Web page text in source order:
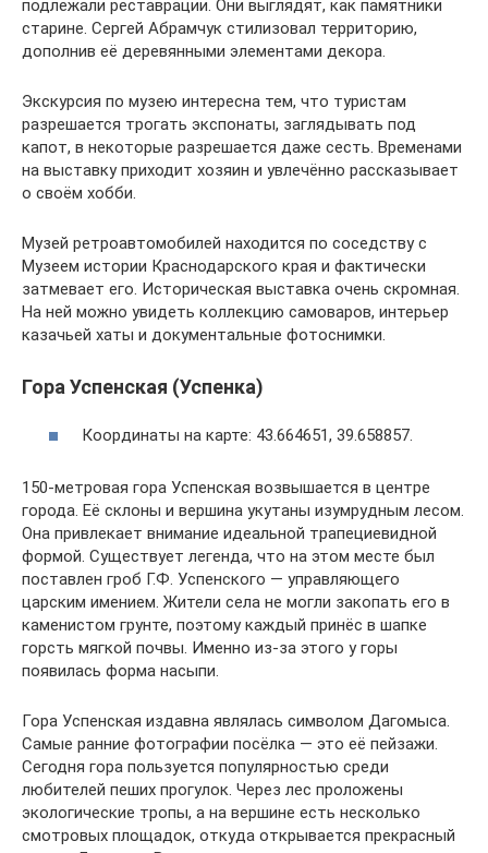
подлежали реставрации. Они выглядят, как памятники
старине. Сергей Абрамчук стилизовал территорию,
дополнив её деревянными элементами декора.
Экскурсия по музею интересна тем, что туристам
разрешается трогать экспонаты, заглядывать под
капот, в некоторые разрешается даже сесть. Временами
на выставку приходит хозяин и увлечённо рассказывает
о своём хобби.
Музей ретроавтомобилей находится по соседству с
Музеем истории Краснодарского края и фактически
затмевает его. Историческая выставка очень скромная.
На ней можно увидеть коллекцию самоваров, интерьер
казачьей хаты и документальные фотоснимки.
Гора Успенская (Успенка)
Координаты на карте: 43.664651, 39.658857.
150-метровая гора Успенская возвышается в центре
города. Её склоны и вершина укутаны изумрудным лесом.
Она привлекает внимание идеальной трапециевидной
формой. Существует легенда, что на этом месте был
поставлен гроб Г.Ф. Успенского — управляющего
царским имением. Жители села не могли закопать его в
каменистом грунте, поэтому каждый принёс в шапке
горсть мягкой почвы. Именно из-за этого у горы
появилась форма насыпи.
Гора Успенская издавна являлась символом Дагомыса.
Самые ранние фотографии посёлка — это её пейзажи.
Сегодня гора пользуется популярностью среди
любителей пеших прогулок. Через лес проложены
экологические тропы, а на вершине есть несколько
смотровых площадок, откуда открывается прекрасный